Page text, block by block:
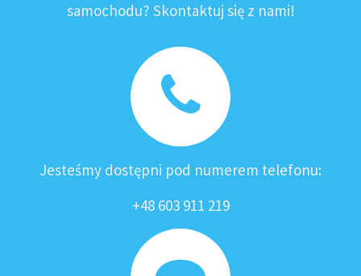
samochodu? Skontaktuj się z nami!
Jesteśmy dostępni pod numerem telefonu:
+48 603 911 219